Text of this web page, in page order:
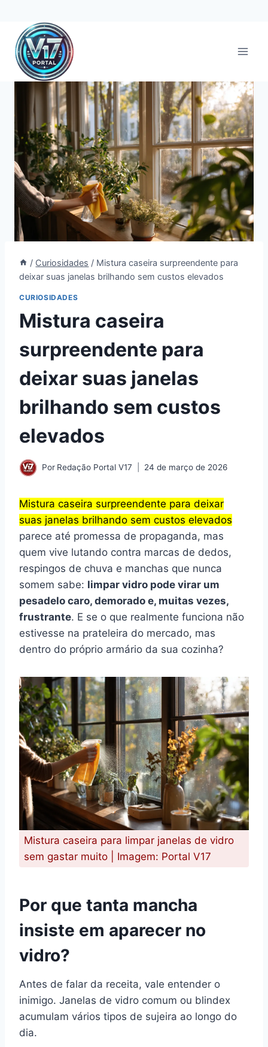
Pular
para
Conteúdo
/ Curiosidades / Mistura caseira surpreendente para
deixar suas janelas brilhando sem custos elevados
CURIOSIDADES
Mistura caseira
surpreendente para
deixar suas janelas
brilhando sem custos
elevados
Por Redação Portal V17 24 de março de 2026
Mistura caseira surpreendente para deixar
suas janelas brilhando sem custos elevados
parece até promessa de propaganda, mas
quem vive lutando contra marcas de dedos,
respingos de chuva e manchas que nunca
somem sabe: limpar vidro pode virar um
pesadelo caro, demorado e, muitas vezes,
frustrante. E se o que realmente funciona não
estivesse na prateleira do mercado, mas
dentro do próprio armário da sua cozinha?
Mistura caseira para limpar janelas de vidro
sem gastar muito | Imagem: Portal V17
Por que tanta mancha
insiste em aparecer no
vidro?
Antes de falar da receita, vale entender o
inimigo. Janelas de vidro comum ou blindex
acumulam vários tipos de sujeira ao longo do
dia.